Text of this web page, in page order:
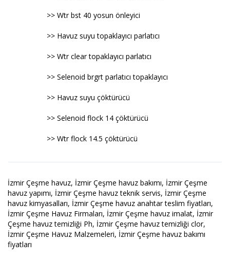
>> Wtr bst 40 yosun önleyici
>> Havuz suyu topaklayıcı parlatıcı
>> Wtr clear topaklayıcı parlatıcı
>> Selenoid brgrt parlatıcı topaklayıcı
>> Havuz suyu çöktürücü
>> Selenoid flock 14 çöktürücü
>> Wtr flock 14.5 çöktürücü
İzmir Çeşme havuz, İzmir Çeşme havuz bakımı, İzmir Çeşme
havuz yapımı, İzmir Çeşme havuz teknik servis, İzmir Çeşme
havuz kimyasalları, İzmir Çeşme havuz anahtar teslim fiyatları,
İzmir Çeşme Havuz Firmaları, İzmir Çeşme havuz imalat, İzmir
Çeşme havuz temizliği Ph, İzmir Çeşme havuz temizliği clor,
İzmir Çeşme Havuz Malzemeleri, İzmir Çeşme havuz bakımı
fiyatları